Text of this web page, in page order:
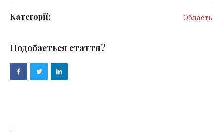
Категорії: Область
Подобається стаття?